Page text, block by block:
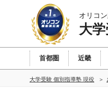
オリコ
大
首都圏 近畿
大学受験 個別指導塾 現役